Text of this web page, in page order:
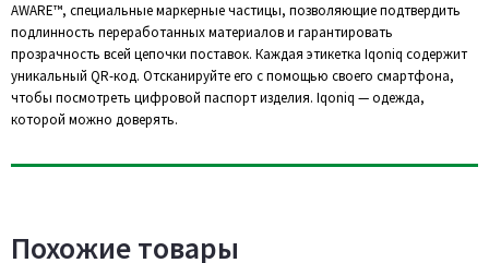
AWARE™, специальные маркерные частицы, позволяющие подтвердить
подлинность переработанных материалов и гарантировать
прозрачность всей цепочки поставок. Каждая этикетка Iqoniq содержит
уникальный QR-код. Отсканируйте его с помощью своего смартфона,
чтобы посмотреть цифровой паспорт изделия. Iqoniq — одежда,
которой можно доверять.
Похожие товары